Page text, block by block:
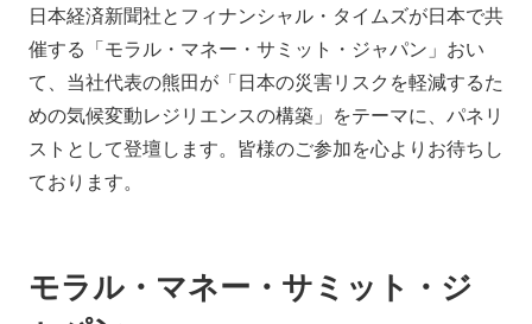
日本経済新聞社とフィナンシャル・タイムズが日本で共
催する「モラル・マネー・サミット・ジャパン」おい
て、当社代表の熊田が「日本の災害リスクを軽減するた
めの気候変動レジリエンスの構築」をテーマに、パネリ
ストとして登壇します。皆様のご参加を心よりお待ちし
ております。
モラル・マネー・サミット・ジ